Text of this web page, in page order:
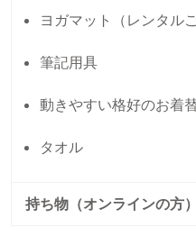
ヨガマット（レンタル
筆記用具
動きやすい格好のお着
タオル
持ち物（オンラインの方）